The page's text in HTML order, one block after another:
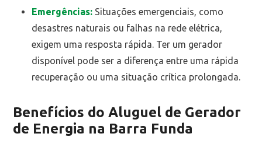
Emergências: Situações emergenciais, como
desastres naturais ou falhas na rede elétrica,
exigem uma resposta rápida. Ter um gerador
disponível pode ser a diferença entre uma rápida
recuperação ou uma situação crítica prolongada.
Benefícios do Aluguel de Gerador
de Energia na Barra Funda